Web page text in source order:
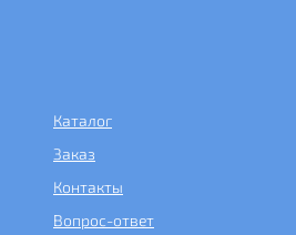
Каталог
Заказ
Контакты
Вопрос-ответ